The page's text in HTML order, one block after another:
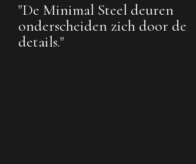
"De Minimal Steel deuren
onderscheiden zich door de
details."